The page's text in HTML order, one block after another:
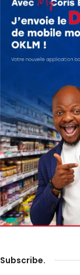
Subscribe.